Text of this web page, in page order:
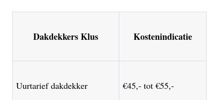
Dakdekkers Klus Kostenindicatie
Uurtarief dakdekker €45,- tot €55,-